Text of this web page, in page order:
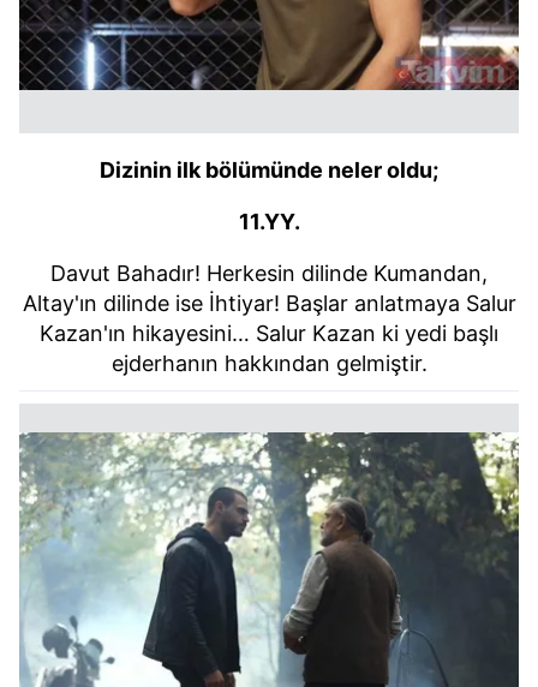
Dizinin ilk bölümünde neler oldu;
11.YY.
Davut Bahadır! Herkesin dilinde Kumandan,
Altay'ın dilinde ise İhtiyar! Başlar anlatmaya Salur
Kazan'ın hikayesini… Salur Kazan ki yedi başlı
ejderhanın hakkından gelmiştir.